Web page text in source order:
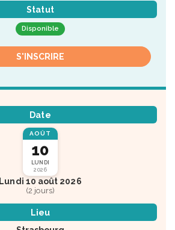
Statut
Disponible
S'INSCRIRE
Date
AOÛT
10
LUNDI
2026
Lundi 10 août 2026
(2 jours)
Lieu